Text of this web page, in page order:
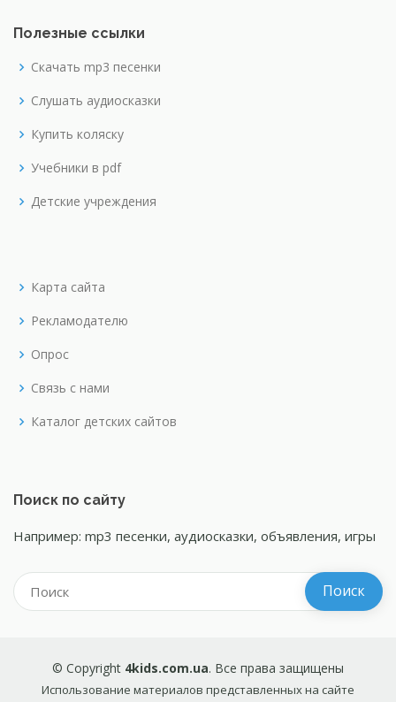
Полезные ссылки
Скачать mp3 песенки
Слушать аудиосказки
Купить коляску
Учебники в pdf
Детские учреждения
Карта сайта
Рекламодателю
Опрос
Связь с нами
Каталог детских сайтов
Поиск по сайту
Например: mp3 песенки, аудиосказки, объявления, игры
© Copyright 4kids.com.ua. Все права защищены
Использование материалов представленных на сайте